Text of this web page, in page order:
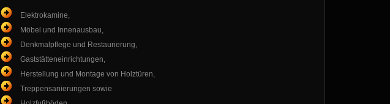
Elektrokamine,
Möbel und Innenausbau,
Denkmalpflege und Restaurierung,
Gaststätteneinrichtungen,
Herstellung und Montage von Holztüren,
Treppensanierungen sowie